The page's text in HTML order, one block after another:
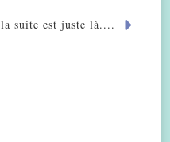
la suite est juste là....